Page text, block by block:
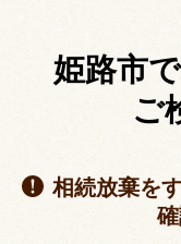
姫路市
ご
相続放棄を